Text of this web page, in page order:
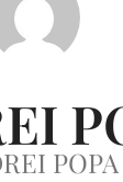
POPA